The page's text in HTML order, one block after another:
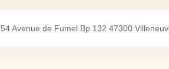
54 Avenue de Fumel Bp 132 47300